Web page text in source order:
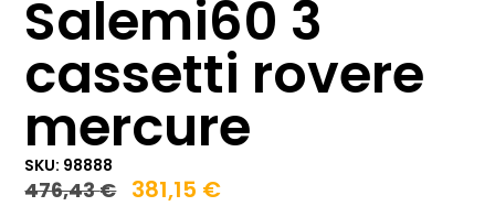
Salemi60 3
cassetti rovere
mercure
SKU: 98888
476,43€ 381,15 €